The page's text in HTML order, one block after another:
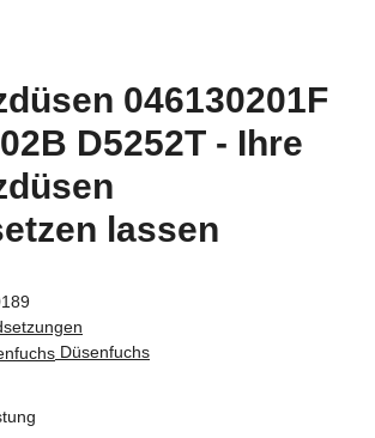
046130201F
D5252T - Ihre
lassen
Düsenfuchs